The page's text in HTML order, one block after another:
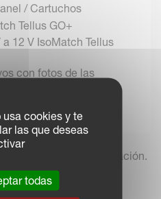
/ Cartuchos
Tellus GO+
12 V IsoMatch Tellus
con fotos de las
cualquier demostración.
usa cookies y te
las que deseas
todas